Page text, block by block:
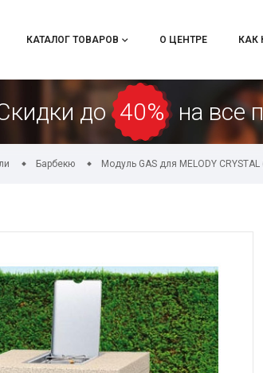
КАТАЛОГ ТОВАРОВ О ЦЕНТРЕ КАК
до 40% на все
Барбекю Модуль GAS для MELODY CRYSTAL